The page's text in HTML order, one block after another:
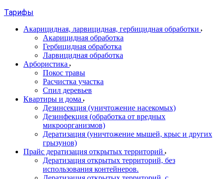
Тарифы
Акарицидная, ларвицидная, гербицидная обработки
Акарицидная обработка
Гербицидная обработка
Ларвицидная обработка
Арбористика
Покос травы
Расчистка участка
Спил деревьев
Квартиры и дома
Дезинсекция (уничтожение насекомых)
Дезинфекция (обработка от вредных
микроорганизмов)
Дератизация (уничтожение мышей, крыс и других
грызунов)
Прайс дератизация открытых территорий
Дератизация открытых территорий, без
использования контейнеров.